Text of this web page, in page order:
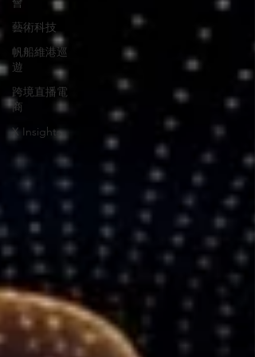
藝術科技
帆船維港巡
遊
跨境直播電
商
X Insights